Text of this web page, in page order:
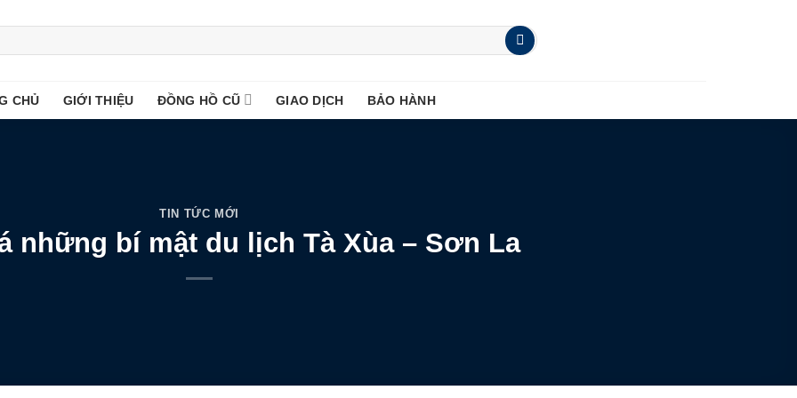
CHỦ GIỚI THIỆU ĐỒNG HỒ CŨ GIAO DỊCH BẢO HÀNH
TIN TỨC MỚI
những bí mật du lịch Tà Xùa – Sơn La